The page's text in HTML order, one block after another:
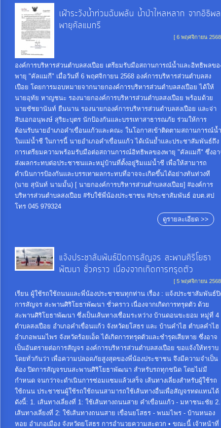
เฝ้าระวังน้ำท่วมฉับพลัน น้ำป่าไหลหลาก จากอิธิพล
พายุคัลแมกรี
[ 6 พฤศจิกายน
องค์การบริหารส่วนตำบลสงเปือย เตรียมรับมือสถานการณ์น้ำและอิทธิพลขอ
พายุ "คัลแมกี" เมื่อวันที่ 6 พฤศจิกายน 2568 องค์การบริหารส่วนตำบลสง
เปือย โดยการมอบหมายจากนายกองค์การบริหารส่วนตำบลสงเปือย ได้ให้
นายอุทัย หาญชนะ รองนายกองค์การบริหารส่วนตำบลสงเปือย พร้อมด้วย
นายชัชยานันท์ ยืนนาน รองนายกองค์การบริหารส่วนตำบลสงเปือย และจ่า
สิบเอกอนุพงษ์ สุริยะบุตร นักป้องกันและบรรเทาสาธารณภัย ร่วมให้การ
ต้อนรับนายอำเภอคำเขื่อนแก้วและคณะ ในโอกาสเข้าติดตามสถานการณ์น้ำ
ในแม่น้ำชี ในการนี้ นายอำเภอคำเขื่อนแก้ว ได้เน้นย้ำและประชาสัมพันธ์ถึง
การเตรียมความพร้อมรับมือต่อสถานการณ์อิทธิพลของพายุ "คัลแมกี" ซึ่งอ
ส่งผลกระทบต่อประชาชนและหมู่บ้านที่ตั้งอยู่ริมแม่น้ำชี เพื่อให้สามารถ
ดำเนินการป้องกันและบรรเทาผลกระทบที่อาจจะเกิดขึ้นได้อย่างทันท่วงที
(นาย สุนันท์ นามมั้น) [ นายกองค์การบริหารส่วนตำบลสงเปือย] #องค์การ
บริหารส่วนตำบลสงเปือย #รับใช้พี่น้องประชาชน #ประชาสัมพันธ์ อบต.สป
โทร 045 979324
ดูรายละเอียด >>
แจ้งประชาสัมพันธ์ปิดการสัญจร สะพานศิริโยธา
พัฒนา ชั่วคราว เนื่องจากเกิดการทรุดตัว
[ 5 พฤศจิกายน
เรียน ผู้ใช้รถใช้ถนนและพี่น้องประชาชนทุกท่าน เรื่อง : แจ้งประชาสัมพันธ์
การสัญจร สะพานศิริโยธาพัฒนา ชั่วคราว เนื่องจากเกิดการทรุดตัว ด้วย
สะพานศิริโยธาพัฒนา ซึ่งเป็นเส้นทางเชื่อมระหว่าง บ้านดอนขะยอม หมู่ที่ 4
ตำบลสงเปือย อำเภอคำเขื่อนแก้ว จังหวัดยโสธร และ บ้านคำไฮ ตำบลคำไฮ
อำเภอพนมไพร จังหวัดร้อยเอ็ด ได้เกิดการทรุดตัวและชำรุดเสียหาย ซึ่งอาจ
เป็นอันตรายต่อการสัญจร องค์การบริหารส่วนตำบลสงเปือย ขอแจ้งให้ทราบ
โดยทั่วกันว่า เพื่อความปลอดภัยสูงสุดของพี่น้องประชาชน จึงมีความจำเป็น
ต้อง ปิดการสัญจรบนสะพานศิริโยธาพัฒนา สำหรับรถทุกชนิด โดยไม่มี
กำหนด จนกว่าจะดำเนินการซ่อมแซมแล้วเสร็จ เส้นทางเลี่ยงสำหรับผู้ใช้รถ
ใช้ถนน ประชาชนผู้ใช้รถใช้ถนนสามารถใช้เส้นทางอื่นเพื่อสัญจรทดแทนได้
ดังนี้: 1. เส้นทางเลี่ยงที่ 1: ใช้เส้นทางถนนสาย คำเขื่อนแก้ว - มหาชนะชัย 2.
เส้นทางเลี่ยงที่ 2: ใช้เส้นทางถนนสาย เขื่อนยโสธร - พนมไพร - บ้านหนอง
หอย อำเภอเมือง จังหวัดยโสธร การอำนวยความสะดวก • ขณะนี้ เจ้าหน้าที่